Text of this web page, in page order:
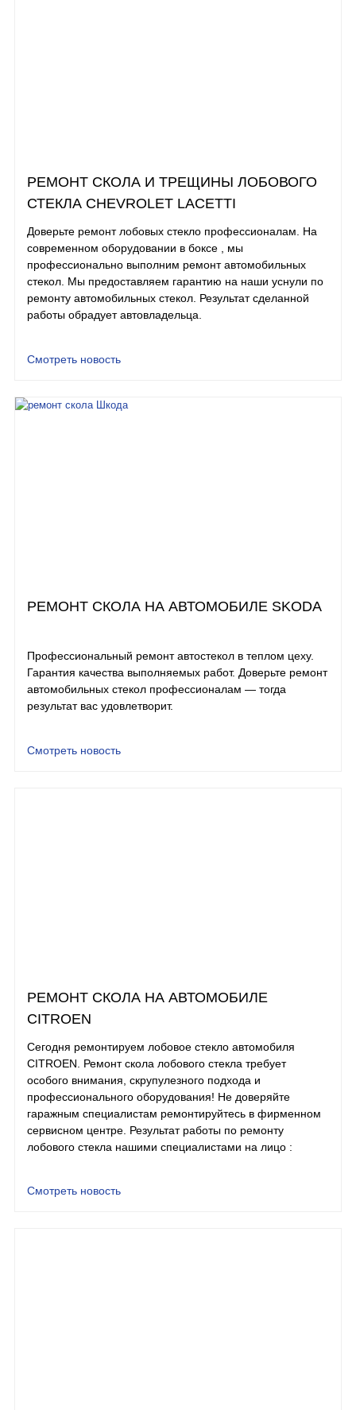
РЕМОНТ СКОЛА И ТРЕЩИНЫ ЛОБОВОГО
СТЕКЛА CHEVROLET LACETTI
Доверьте ремонт лобовых стекло профессионалам. На
современном оборудовании в боксе , мы
профессионально выполним ремонт автомобильных
стекол. Мы предоставляем гарантию на наши уснули по
ремонту автомобильных стекол. Результат сделанной
работы обрадует автовладельца.
Смотреть новость
РЕМОНТ СКОЛА НА АВТОМОБИЛЕ SKODA
Профессиональный ремонт автостекол в теплом цеху.
Гарантия качества выполняемых работ. Доверьте ремонт
автомобильных стекол профессионалам — тогда
результат вас удовлетворит.
Смотреть новость
РЕМОНТ СКОЛА НА АВТОМОБИЛЕ
CITROEN
Сегодня ремонтируем лобовое стекло автомобиля
CITROEN. Ремонт скола лобового стекла требует
особого внимания, скрупулезного подхода и
профессионального оборудования! Не доверяйте
гаражным специалистам ремонтируйтесь в фирменном
сервисном центре. Результат работы по ремонту
лобового стекла нашими специалистами на лицо :
Смотреть новость